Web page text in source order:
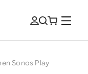
Sonos Play